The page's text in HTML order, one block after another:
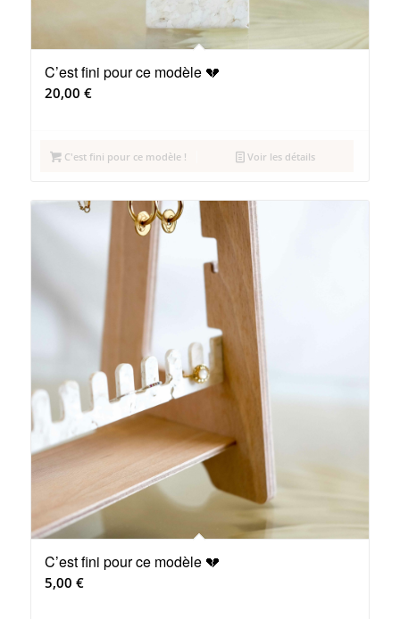
C’est fini pour ce modèle 💔
20,00 €
C'est fini pour ce modèle ! Voir les détails
C’est fini pour ce modèle 💔
5,00 €